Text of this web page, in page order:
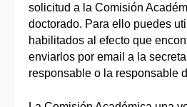
solicitud a la Comisión
doctorado. Para ello puedes
habilitados al efecto que
enviarlos por email a la
responsable o la responsable